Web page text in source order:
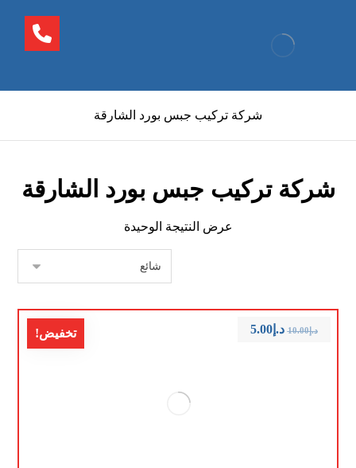
شركة تركيب جبس بورد الشارقة
شركة تركيب جبس بورد الشارقة
عرض النتيجة الوحيدة
تخفيض! د.إ10.00 د.إ5.00